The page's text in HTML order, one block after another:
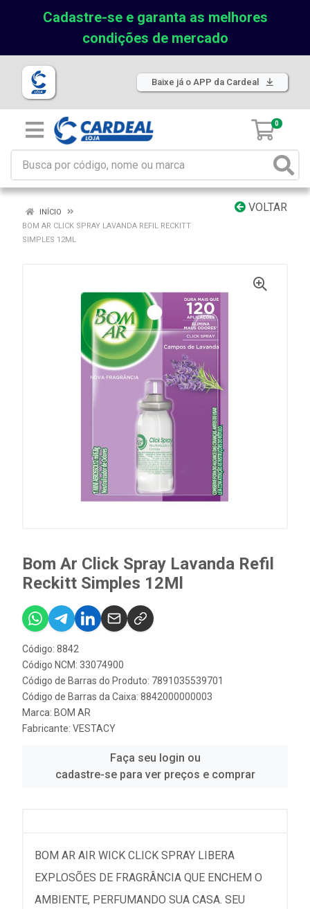
Cadastre-se e garanta as melhores
condições de mercado
Baixe já o APP da Cardeal
0
VOLTAR
INÍCIO
BOM AR CLICK SPRAY LAVANDA REFIL RECKITT
SIMPLES 12ML
Bom Ar Click Spray Lavanda Refil
Reckitt Simples 12Ml
Código: 8842
Código NCM: 33074900
Código de Barras do Produto: 7891035539701
Código de Barras da Caixa: 8842000000003
Marca: BOM AR
Fabricante: VESTACY
Faça seu login ou
cadastre-se para ver preços e comprar
BOM AR AIR WICK CLICK SPRAY LIBERA
EXPLOSÕES DE FRAGRÂNCIA QUE ENCHEM O
AMBIENTE, PERFUMANDO SUA CASA. SEU